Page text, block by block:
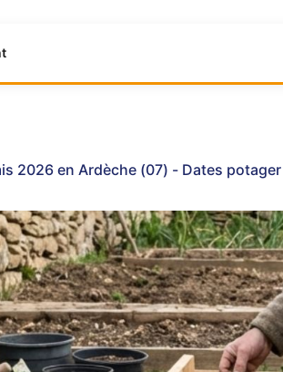
2026 en Ardèche (07) - Dates